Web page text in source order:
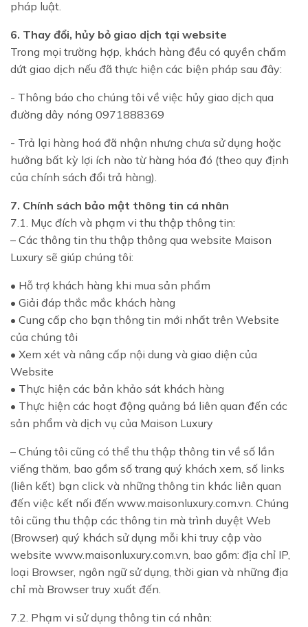
pháp luật.
6. Thay đổi, hủy bỏ giao dịch tại website
Trong mọi trường hợp, khách hàng đều có quyền chấm
dứt giao dịch nếu đã thực hiện các biện pháp sau đây:
- Thông báo cho chúng tôi về việc hủy giao dịch qua
đường dây nóng 0971888369
- Trả lại hàng hoá đã nhận nhưng chưa sử dụng hoặc
hưởng bất kỳ lợi ích nào từ hàng hóa đó (theo quy định
của chính sách đổi trả hàng).
7. Chính sách bảo mật thông tin cá nhân
7.1. Mục đích và phạm vi thu thập thông tin:
– Các thông tin thu thập thông qua website Maison
Luxury sẽ giúp chúng tôi:
• Hỗ trợ khách hàng khi mua sản phẩm
• Giải đáp thắc mắc khách hàng
• Cung cấp cho bạn thông tin mới nhất trên Website
của chúng tôi
• Xem xét và nâng cấp nội dung và giao diện của
Website
• Thực hiện các bản khảo sát khách hàng
• Thực hiện các hoạt động quảng bá liên quan đến các
sản phẩm và dịch vụ của Maison Luxury
– Chúng tôi cũng có thể thu thập thông tin về số lần
viếng thăm, bao gồm số trang quý khách xem, số links
(liên kết) bạn click và những thông tin khác liên quan
đến việc kết nối đến www.maisonluxury.com.vn. Chúng
tôi cũng thu thập các thông tin mà trình duyệt Web
(Browser) quý khách sử dụng mỗi khi truy cập vào
website www.maisonluxury.com.vn, bao gồm: địa chỉ IP,
loại Browser, ngôn ngữ sử dụng, thời gian và những địa
chỉ mà Browser truy xuất đến.
7.2. Phạm vi sử dụng thông tin cá nhân: